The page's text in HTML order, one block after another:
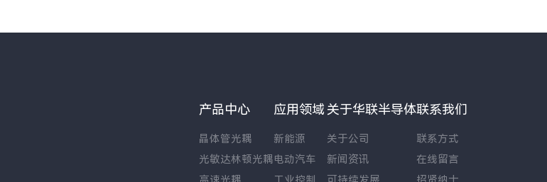
产品中心
晶体管光耦
光敏达林顿光耦
应用领域
新能源
电动汽车
关于华联半导体
关于公司
新闻资讯
联系我们
联系方式
在线留言